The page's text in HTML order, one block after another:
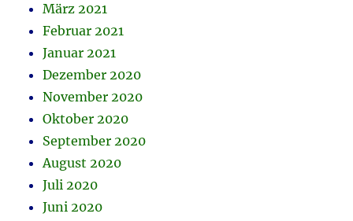
März 2021
Februar 2021
Januar 2021
Dezember 2020
November 2020
Oktober 2020
September 2020
August 2020
Juli 2020
Juni 2020